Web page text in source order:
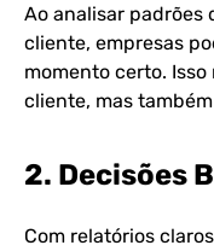
Ao analisar padrões
cliente, empresas
momento certo.
cliente, mas
2. Decisões
Com relatórios